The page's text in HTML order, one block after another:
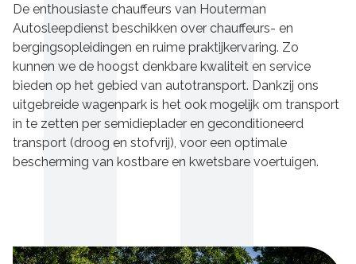
De enthousiaste chauffeurs van Houterman
Autosleepdienst beschikken over chauffeurs- en
bergingsopleidingen en ruime praktijkervaring. Zo
kunnen we de hoogst denkbare kwaliteit en service
bieden op het gebied van autotransport. Dankzij ons
uitgebreide wagenpark is het ook mogelijk om transport
in te zetten per semidieplader en geconditioneerd
transport (droog en stofvrij), voor een optimale
bescherming van kostbare en kwetsbare voertuigen.